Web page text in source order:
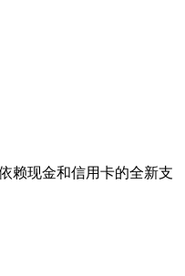
赖现金和信用卡的全新支